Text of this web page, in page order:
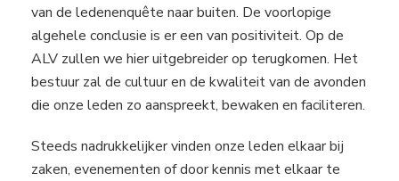
van de ledenenquête naar buiten. De voorlopige
algehele conclusie is er een van positiviteit. Op de
ALV zullen we hier uitgebreider op terugkomen. Het
bestuur zal de cultuur en de kwaliteit van de avonden
die onze leden zo aanspreekt, bewaken en faciliteren.
Steeds nadrukkelijker vinden onze leden elkaar bij
zaken, evenementen of door kennis met elkaar te